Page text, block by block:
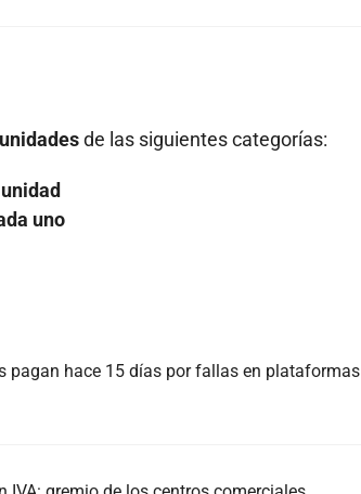
de las siguientes categorías:
uno
pagan hace 15 días por fallas en plataformas